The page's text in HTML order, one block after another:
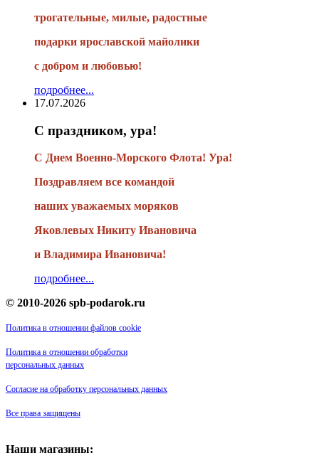
трогательные, милые, радостные
подарки ярославской майолики
с добром и любовью!
подробнее...
17.07.2026
С праздником, ура!
С Днем Военно-Морского Флота! Ура!
Поздравляем все командой
наших уважаемых моряков
Яковлевых Никиту Ивановича
и Владимира Ивановича!
подробнее...
© 2010-2026 spb-podarok.ru
Политика в отношении файлов cookie
Политика в отношении обработки
персональных данных
Согласие на обработку персональных данных
Все права защищены
Наши магазины: